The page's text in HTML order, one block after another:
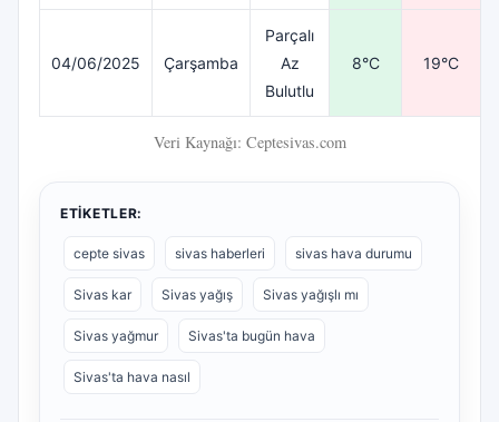
04/06/2025 Çarşamba
Parçalı
Az
Bulutlu
8°C 19°C
Veri Kaynağı: Ceptesivas.com
ETIKETLER:
cepte sivas sivas haberleri sivas hava durumu
Sivas kar Sivas yağış Sivas yağışlı mı
Sivas yağmur Sivas'ta bugün hava
Sivas'ta hava nasıl